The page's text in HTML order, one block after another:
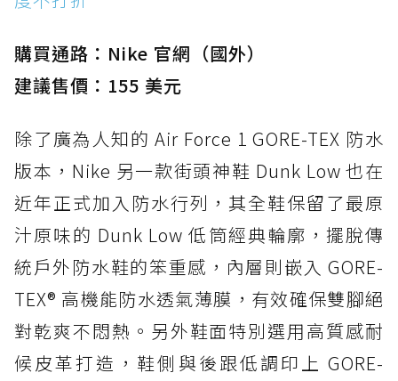
購買通路：Nike 官網（國外）
建議售價：155 美元
除了廣為人知的 Air Force 1 GORE-TEX 防水
版本，Nike 另一款街頭神鞋 Dunk Low 也在
近年正式加入防水行列，其全鞋保留了最原
汁原味的 Dunk Low 低筒經典輪廓，擺脫傳
統戶外防水鞋的笨重感，內層則嵌入 GORE-
TEX® 高機能防水透氣薄膜，有效確保雙腳絕
對乾爽不悶熱。另外鞋面特別選用高質感耐
候皮革打造，鞋側與後跟低調印上 GORE-